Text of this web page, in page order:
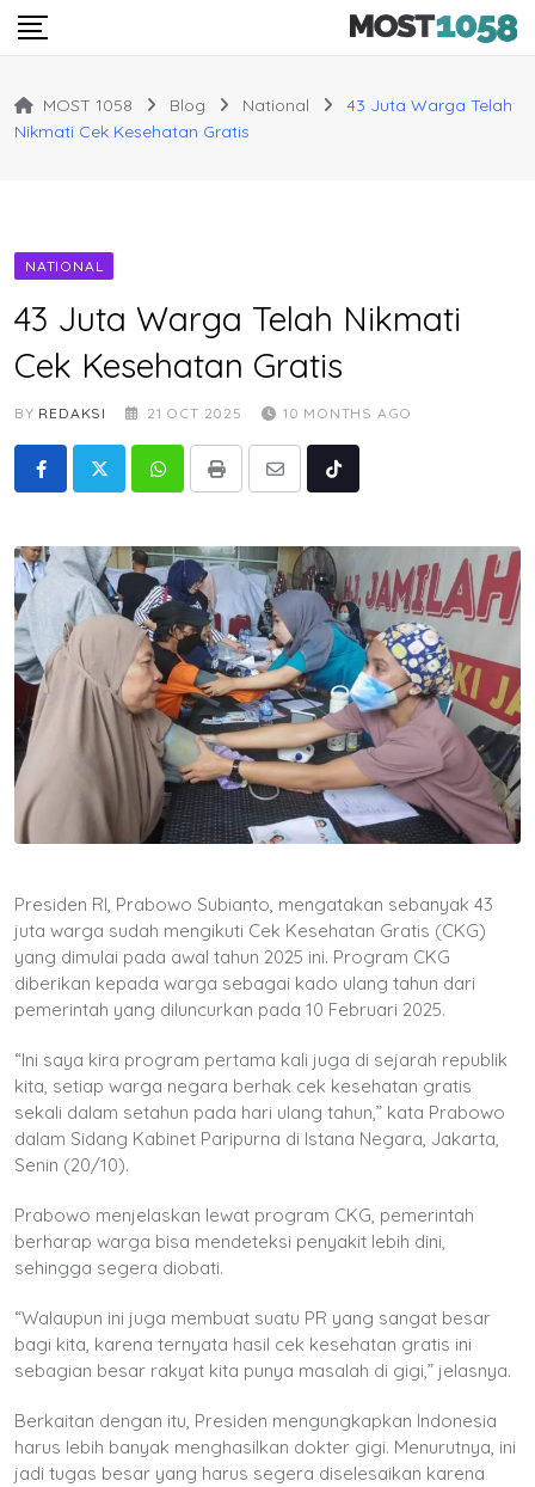
Skip
MOST 1058 Blog National
43 Juta Warga Telah
Nikmati Cek Kesehatan Gratis
NATIONAL
43 Juta Warga Telah Nikmati
Cek Kesehatan Gratis
BY REDAKSI 21 OCT 2025 10 MONTHS AGO
WhatsappPrint
Share
Tiktok
Presiden RI, Prabowo Subianto, mengatakan sebanyak 43
juta warga sudah mengikuti Cek Kesehatan Gratis (CKG)
yang dimulai pada awal tahun 2025 ini. Program CKG
diberikan kepada warga sebagai kado ulang tahun dari
pemerintah yang diluncurkan pada 10 Februari 2025.
“Ini saya kira program pertama kali juga di sejarah republik
kita, setiap warga negara berhak cek kesehatan gratis
sekali dalam setahun pada hari ulang tahun,” kata Prabowo
dalam Sidang Kabinet Paripurna di Istana Negara, Jakarta,
Senin (20/10).
Prabowo menjelaskan lewat program CKG, pemerintah
berharap warga bisa mendeteksi penyakit lebih dini,
sehingga segera diobati.
“Walaupun ini juga membuat suatu PR yang sangat besar
bagi kita, karena ternyata hasil cek kesehatan gratis ini
sebagian besar rakyat kita punya masalah di gigi,” jelasnya.
Berkaitan dengan itu, Presiden mengungkapkan Indonesia
harus lebih banyak menghasilkan dokter gigi. Menurutnya, ini
jadi tugas besar yang harus segera diselesaikan karena